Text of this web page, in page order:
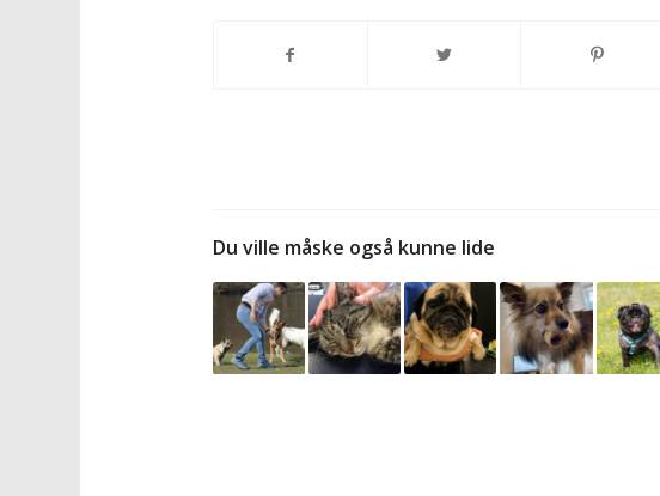
Du ville måske også kunne lide